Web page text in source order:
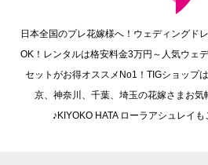
日本全国のプレ花嫁様へ！ウェディングド
OK！レンタルは格安料金3万円～人気ウェ
セットがお得オススメNo1！TIGショップ
京、神奈川、千葉、埼玉の花嫁さまお
♪KIYOKO HATA ローラアシュレイも